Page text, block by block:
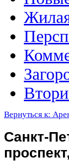
Вернуться к:
Санкт-